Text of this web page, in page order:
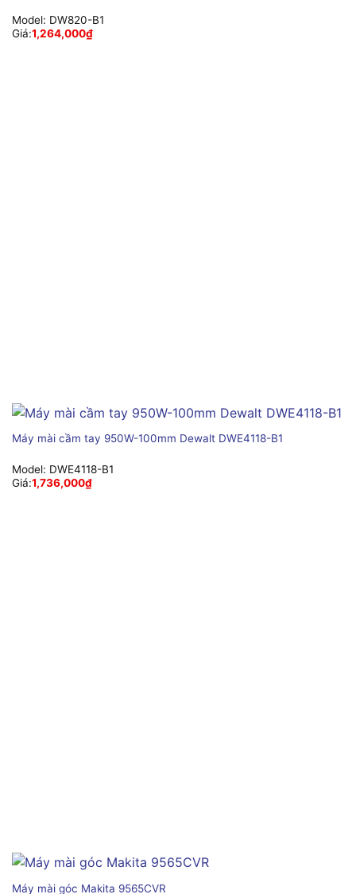
Model: DW820-B1
Giá:1,264,000₫
Máy mài cầm tay 950W-100mm Dewalt DWE4118-B1
Model: DWE4118-B1
Giá:1,736,000₫
Máy mài góc Makita 9565CVR